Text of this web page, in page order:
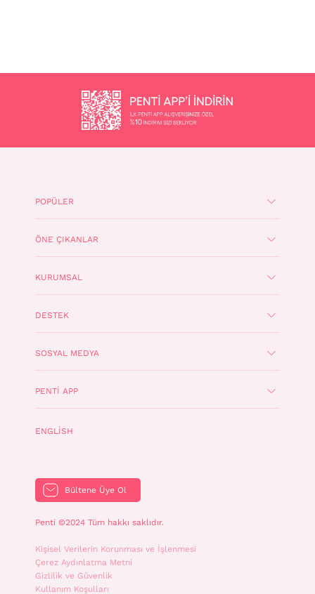
POPÜLER
ÖNE ÇIKANLAR
KURUMSAL
DESTEK
SOSYAL MEDYA
PENTI APP
ENGLISH
Bültene Üye Ol
Penti ©2024 Tüm hakkı saklıdır.
Kişisel Verilerin Korunması ve İşlenmesi
Çerez Aydınlatma Metni
Gizlilik ve Güvenlik
Kullanım Koşulları